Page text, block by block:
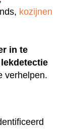
kozijnen
in te
lekdetectie
verhelpen.